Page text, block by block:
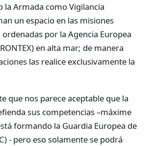
la Armada como Vigilancia
un espacio en las misiones
por la Agencia Europea
en alta mar; de manera
las realice exclusivamente la
que nos parece aceptable que la
sus competencias –máxime
formando la Guardia Europea de
- pero eso solamente se podrá